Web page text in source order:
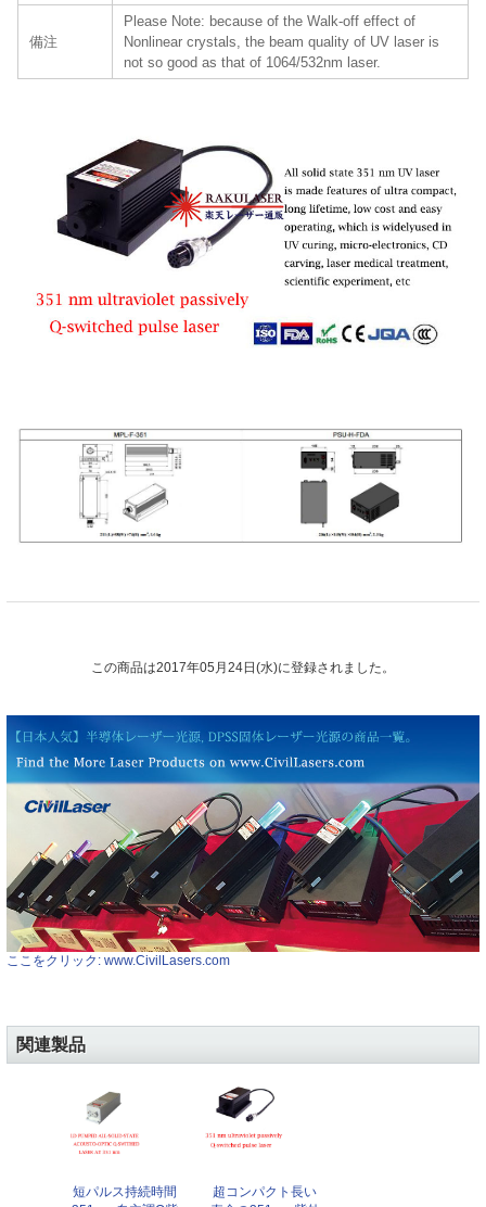
備注
Please Note: because of the Walk-off effect of
Nonlinear crystals, the beam quality of UV laser is
not so good as that of 1064/532nm laser.
この商品は2017年05月24日(水)に登録されました。
ここをクリック: www.CivilLasers.com
関連製品
短パルス持続時間
超コンパクト長い